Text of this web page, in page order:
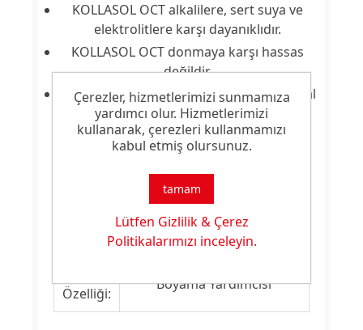
KOLLASOL OCT alkalilere, sert suya ve
elektrolitlere karşı dayanıklıdır.
KOLLASOL OCT donmaya karşı hassas
değildir.
Ürün uygun koşullar altında, kapalı orjinal
ambalajında 12 ay süreyle depolanabilir.
Ürün Nitelikleri
Hava Aldırıcı & Köpük Kesici
Özelliği:
Boyama Yardımcısı
Çerezler, hizmetlerimizi sunmamıza
yardımcı olur. Hizmetlerimizi
kullanarak, çerezleri kullanmamızı
kabul etmiş olursunuz.
tamam
Lütfen Gizlilik & Çerez
Politikalarımızı inceleyin.